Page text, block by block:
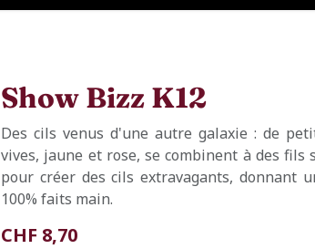
Show Bizz K12
Des cils venus d'une autre galaxie : de
vives, jaune et rose, se combinent à des
pour créer des cils extravagants, donnant
100% faits main.
CHF 8,70